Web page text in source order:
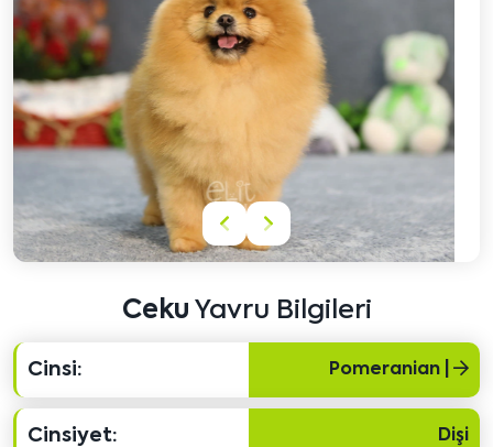
Önceki
içeriği
Sonraki
içeriği
Ceku Yavru Bilgileri
Cinsi: Pomeranian |
Cinsiyet: Dişi